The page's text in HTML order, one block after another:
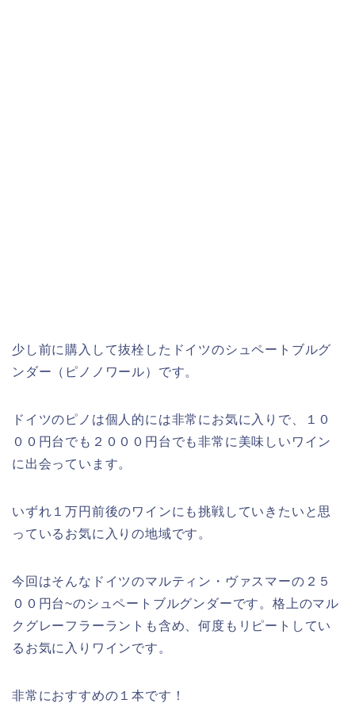
少し前に購入して抜栓したドイツのシュペートブルグ
ンダー（ピノノワール）です。
ドイツのピノは個人的には非常にお気に入りで、１０
００円台でも２０００円台でも非常に美味しいワイン
に出会っています。
いずれ１万円前後のワインにも挑戦していきたいと思
っているお気に入りの地域です。
今回はそんなドイツのマルティン・ヴァスマーの２５
００円台~のシュペートブルグンダーです。格上のマル
クグレーフラーラントも含め、何度もリピートしてい
るお気に入りワインです。
非常におすすめの１本です！